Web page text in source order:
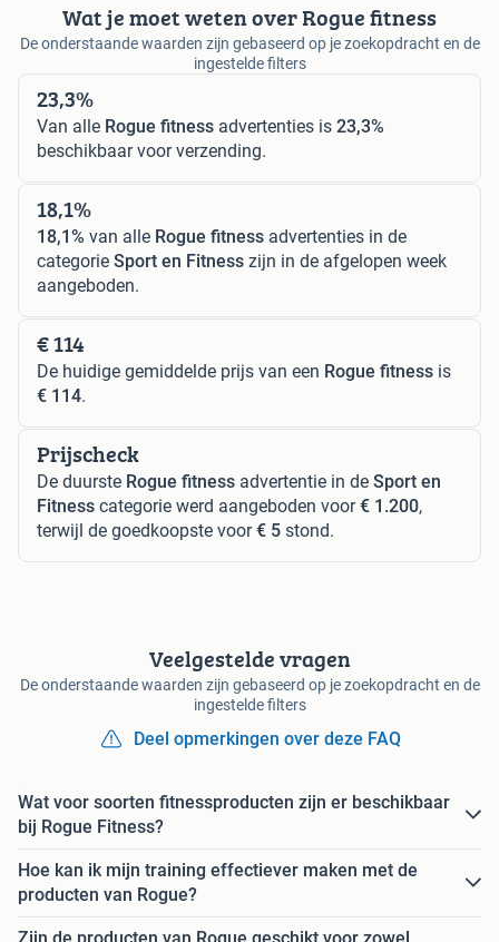
Wat je moet weten over Rogue fitness
De onderstaande waarden zijn gebaseerd op je zoekopdracht en de
ingestelde filters
23,3%
Van alle Rogue fitness advertenties is 23,3%
beschikbaar voor verzending.
18,1%
18,1% van alle Rogue fitness advertenties in de
categorie Sport en Fitness zijn in de afgelopen week
aangeboden.
€ 114
De huidige gemiddelde prijs van een Rogue fitness is
€ 114.
Prijscheck
De duurste Rogue fitness advertentie in de Sport en
Fitness categorie werd aangeboden voor€ 1.200,
terwijl de goedkoopste voor€ 5 stond.
Veelgestelde vragen
De onderstaande waarden zijn gebaseerd op je zoekopdracht en de
ingestelde filters
Deel opmerkingen over deze FAQ
Wat voor soorten fitnessproducten zijn er beschikbaar
bij Rogue Fitness?
Hoe kan ik mijn training effectiever maken met de
producten van Rogue?